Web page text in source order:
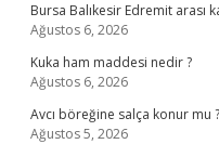
Bursa Balıkesir Edremit arası
Ağustos 6, 2026
Kuka ham maddesi nedir ?
Ağustos 6, 2026
Avcı böreğine salça konur mu ?
Ağustos 5, 2026